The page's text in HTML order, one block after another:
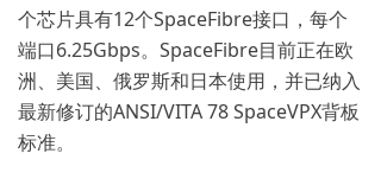
个芯片具有12个SpaceFibre接口，每个
端口6.25Gbps。SpaceFibre目前正在欧
洲、美国、俄罗斯和日本使用，并已纳入
最新修订的ANSI/VITA 78 SpaceVPX背板
标准。